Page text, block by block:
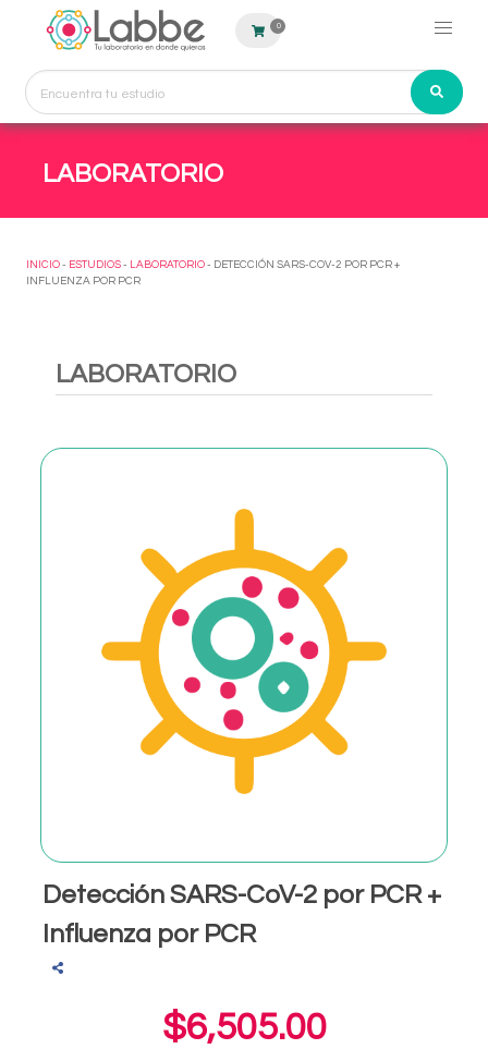
0
LABORATORIO
INICIO - ESTUDIOS - LABORATORIO - DETECCIÓN SARS-COV-2 POR PCR +
INFLUENZA POR PCR
LABORATORIO
Detección SARS-CoV-2 por PCR +
Influenza por PCR
$6,505.00